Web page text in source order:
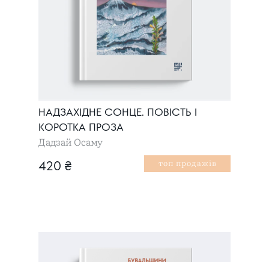
НАДЗАХІДНЕ СОНЦЕ. ПОВІСТЬ І
КОРОТКА ПРОЗА
Дадзай Осаму
420 ₴ топ продажів